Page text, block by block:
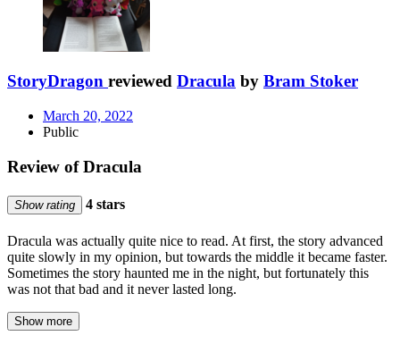
StoryDragon reviewed Dracula by Bram Stoker
March 20, 2022
Public
Review of Dracula
Show rating 4 stars
Dracula was actually quite nice to read. At first, the story advanced
quite slowly in my opinion, but towards the middle it became faster.
Sometimes the story haunted me in the night, but fortunately this
was not that bad and it never lasted long.
Show more